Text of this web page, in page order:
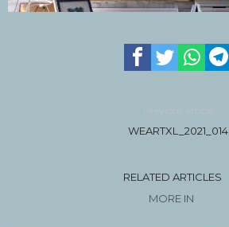
Previous article
WEARTXL_2021_014
RELATED ARTICLES
MORE IN